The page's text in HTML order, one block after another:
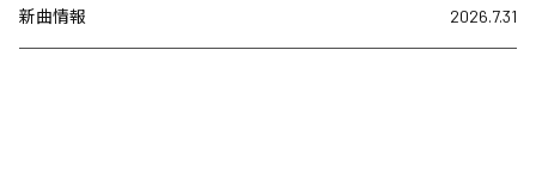
新曲情報 2026.7.31